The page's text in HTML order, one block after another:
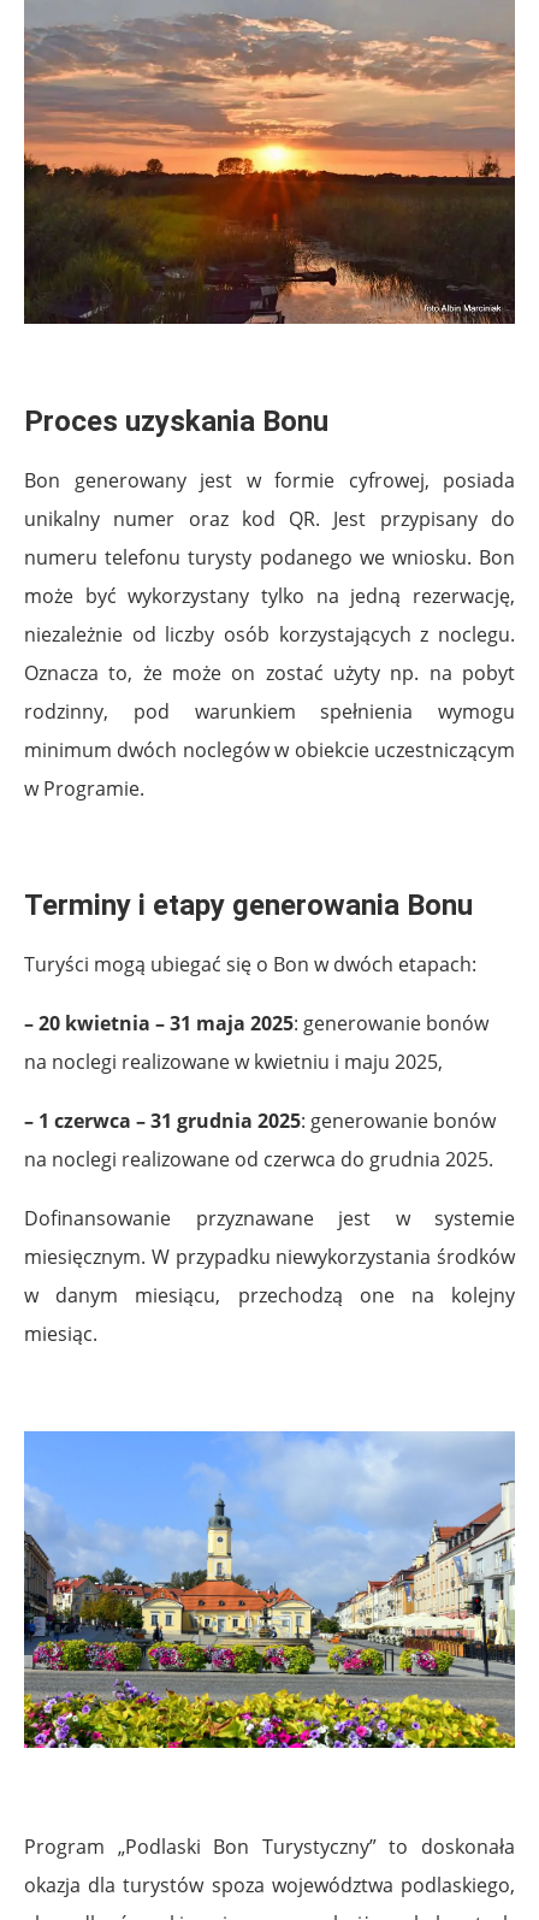
Proces uzyskania Bonu
Bon generowany jest w formie cyfrowej, posiada
unikalny numer oraz kod QR. Jest przypisany do
numeru telefonu turysty podanego we wniosku. Bon
może być wykorzystany tylko na jedną rezerwację,
niezależnie od liczby osób korzystających z noclegu.
Oznacza to, że może on zostać użyty np. na pobyt
rodzinny, pod warunkiem spełnienia wymogu
minimum dwóch noclegów w obiekcie uczestniczącym
w Programie.
Terminy i etapy generowania Bonu
Turyści mogą ubiegać się o Bon w dwóch etapach:
– 20 kwietnia – 31 maja 2025: generowanie bonów
na noclegi realizowane w kwietniu i maju 2025,
– 1 czerwca – 31 grudnia 2025: generowanie bonów
na noclegi realizowane od czerwca do grudnia 2025.
Dofinansowanie przyznawane jest w systemie
miesięcznym. W przypadku niewykorzystania środków
w danym miesiącu, przechodzą one na kolejny
miesiąc.
Program „Podlaski Bon Turystyczny” to doskonała
okazja dla turystów spoza województwa podlaskiego,